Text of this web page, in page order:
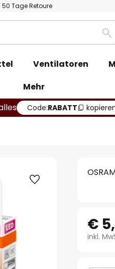
50 Tage Retoure
Ventilatoren
Mehr
Code:RABATT
€
inkl.